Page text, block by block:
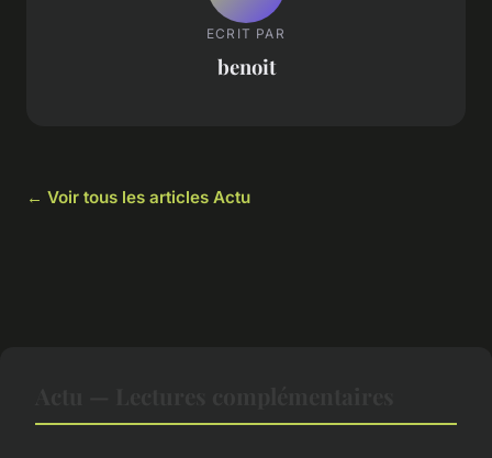
ECRIT PAR
benoit
← Voir tous les articles Actu